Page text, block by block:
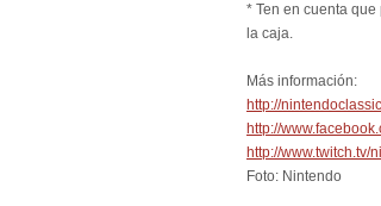
* Ten en cuenta
la caja.
Más información:
http://
http://
http://www.twitch.tv/
Foto: Nintendo